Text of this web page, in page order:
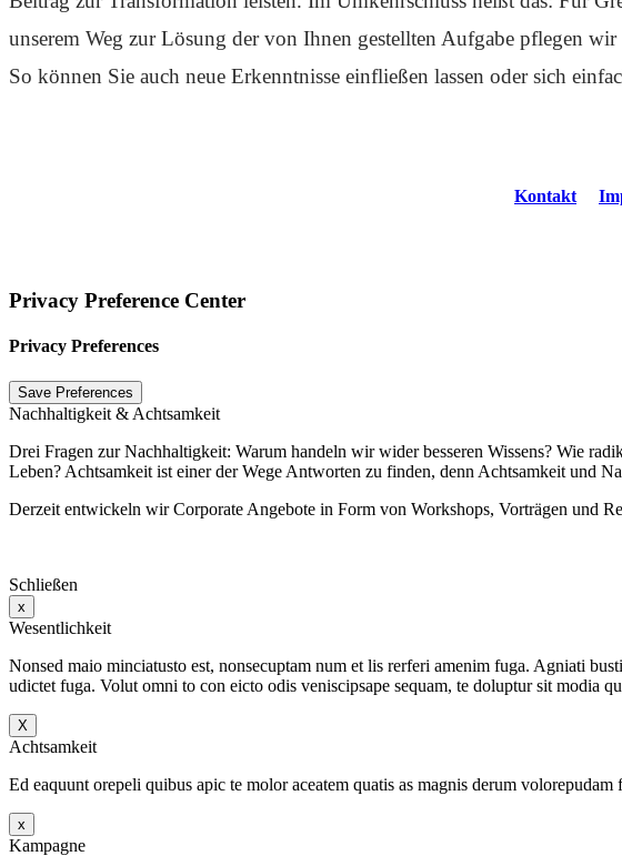
unserem Weg zur Lösung der von Ihnen gestellten Aufgabe pflegen
So können Sie auch neue Erkenntnisse einfließen lassen oder sich
Kontakt
Privacy Preference Center
Privacy Preferences
Nachhaltigkeit & Achtsamkeit
Drei Fragen zur Nachhaltigkeit: Warum handeln wir wider besseren Wissens? Wie
Leben? Achtsamkeit ist einer der Wege Antworten zu finden, denn Achtsamkeit und
Derzeit entwickeln wir Corporate Angebote in Form von Workshops, Vorträgen und
Schließen
x
Wesentlichkeit
Nonsed maio minciatusto est, nonsecuptam num et lis rerferi amenim fuga. Agniati
udictet fuga. Volut omni to con eicto odis veniscipsape sequam, te doluptur sit modia
X
Achtsamkeit
Ed eaquunt orepeli quibus apic te molor aceatem quatis as magnis derum
x
Kampagne